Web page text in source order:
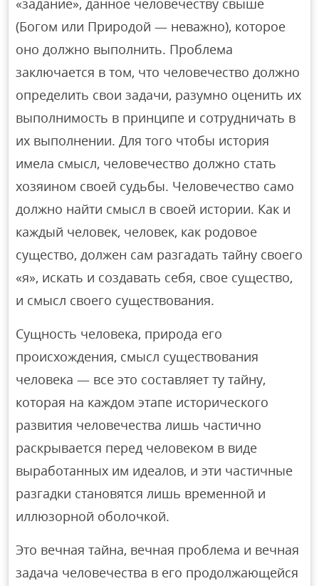
«задание», данное человечеству свыше
(Богом или Природой — неважно), которое
оно должно выполнить. Проблема
заключается в том, что человечество должно
определить свои задачи, разумно оценить их
выполнимость в принципе и сотрудничать в
их выполнении. Для того чтобы история
имела смысл, человечество должно стать
хозяином своей судьбы. Человечество само
должно найти смысл в своей истории. Как и
каждый человек, человек, как родовое
существо, должен сам разгадать тайну своего
«я», искать и создавать себя, свое существо,
и смысл своего существования.
Сущность человека, природа его
происхождения, смысл существования
человека — все это составляет ту тайну,
которая на каждом этапе исторического
развития человечества лишь частично
раскрывается перед человеком в виде
выработанных им идеалов, и эти частичные
разгадки становятся лишь временной и
иллюзорной оболочкой.
Это вечная тайна, вечная проблема и вечная
задача человечества в его продолжающейся